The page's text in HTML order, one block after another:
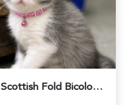
Scottish Fold Bicolor Lilac Dişi - 6014